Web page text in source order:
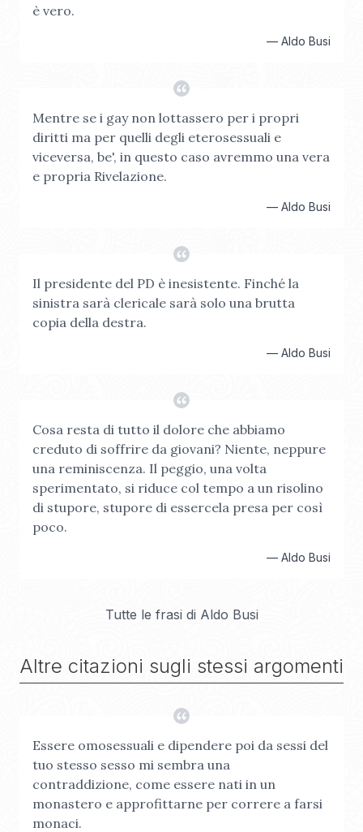
è vero.
— Aldo Busi
Mentre se i gay non lottassero per i propri
diritti ma per quelli degli eterosessuali e
viceversa, be', in questo caso avremmo una vera
e propria Rivelazione.
— Aldo Busi
Il presidente del PD è inesistente. Finché la
sinistra sarà clericale sarà solo una brutta
copia della destra.
— Aldo Busi
Cosa resta di tutto il dolore che abbiamo
creduto di soffrire da giovani? Niente, neppure
una reminiscenza. Il peggio, una volta
sperimentato, si riduce col tempo a un risolino
di stupore, stupore di essercela presa per così
poco.
— Aldo Busi
Tutte le frasi di Aldo Busi
Altre citazioni sugli stessi argomenti
Essere omosessuali e dipendere poi da sessi del
tuo stesso sesso mi sembra una
contraddizione, come essere nati in un
monastero e approfittarne per correre a farsi
monaci.